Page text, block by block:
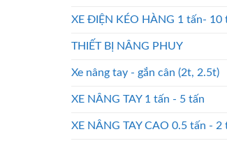
XE ĐIỆN KÉO HÀNG 1 tấn- 10
THIẾT BỊ NÂNG PHUY
Xe nâng tay - gắn cân (2t, 2.5t)
XE NÂNG TAY 1 tấn - 5 tấn
XE NÂNG TAY CAO 0.5 tấn - 2